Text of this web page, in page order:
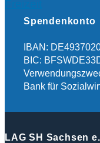
Spendenkonto
IBAN:
BIC:
Bank für
LAG SH Sachsen